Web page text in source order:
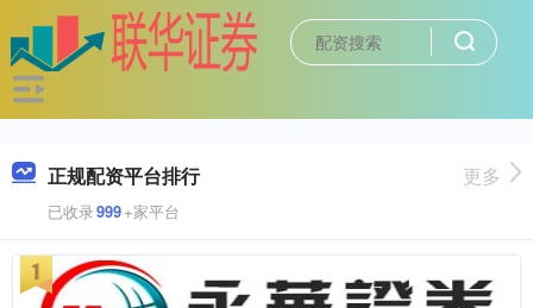
正规配资平台排行
已收录999+家平台
更多